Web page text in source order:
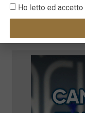
Ho letto ed accetto